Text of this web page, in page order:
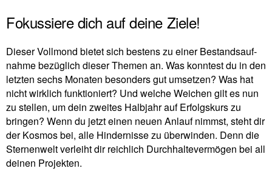
Fokussiere dich auf deine Ziele!
Dieser Voll­mond bietet sich bestens zu einer Bestands­auf­
nahme bezüg­lich dieser Themen an. Was konn­test du in den
letzten sechs Monaten beson­ders gut umsetzen? Was hat
nicht wirk­lich funk­tio­niert? Und welche Wei­chen gilt es nun
zu stellen, um dein zweites Halb­jahr auf Erfolgs­kurs zu
bringen? Wenn du jetzt einen neuen Anlauf nimmst, steht dir
der Kosmos bei, alle Hin­der­nisse zu über­winden. Denn die
Ster­nen­welt ver­leiht dir reich­lich Durch­hal­te­ver­mögen bei all
deinen Projekten.